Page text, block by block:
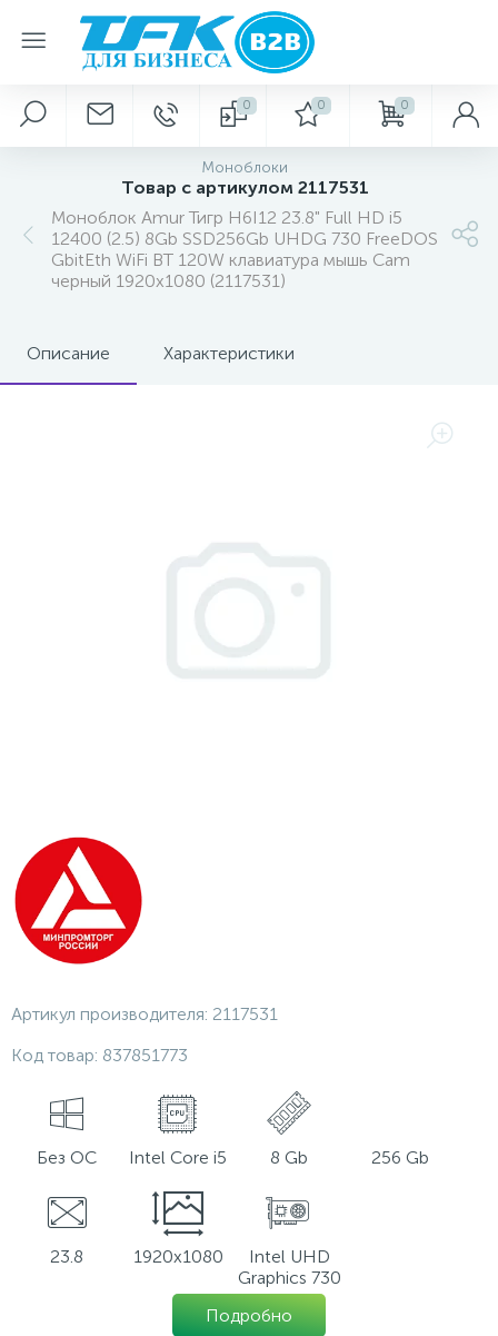
0 0 0
Моноблоки
Товар с артикулом 2117531
Моноблок Amur Тигр H6I12 23.8" Full HD i5
12400 (2.5) 8Gb SSD256Gb UHDG 730 FreeDOS
GbitEth WiFi BT 120W клавиатура мышь Cam
черный 1920x1080 (2117531)
Описание Характеристики
Артикул производителя: 2117531
Код товар: 837851773
Без ОС Intel Core i5 8 Gb 256 Gb
23.8 1920x1080
Intel UHD
Graphics 730
Подробно